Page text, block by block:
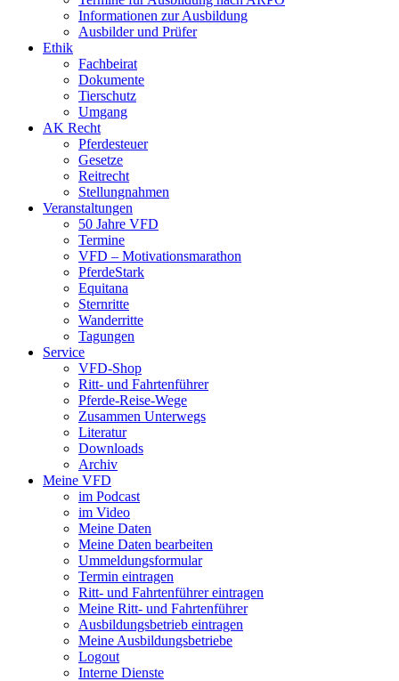
Informationen zur Ausbildung
Ausbilder und Prüfer
Ethik
Fachbeirat
Dokumente
Tierschutz
Umgang
AK Recht
Pferdesteuer
Gesetze
Reitrecht
Stellungnahmen
Veranstaltungen
50 Jahre VFD
Termine
VFD – Motivationsmarathon
PferdeStark
Equitana
Sternritte
Wanderritte
Tagungen
Service
VFD-Shop
Ritt- und Fahrtenführer
Pferde-Reise-Wege
Zusammen Unterwegs
Literatur
Downloads
Archiv
Meine VFD
im Podcast
im Video
Meine Daten
Meine Daten bearbeiten
Ummeldungsformular
Termin eintragen
Ritt- und Fahrtenführer eintragen
Meine Ritt- und Fahrtenführer
Ausbildungsbetrieb eintragen
Meine Ausbildungsbetriebe
Logout
Interne Dienste